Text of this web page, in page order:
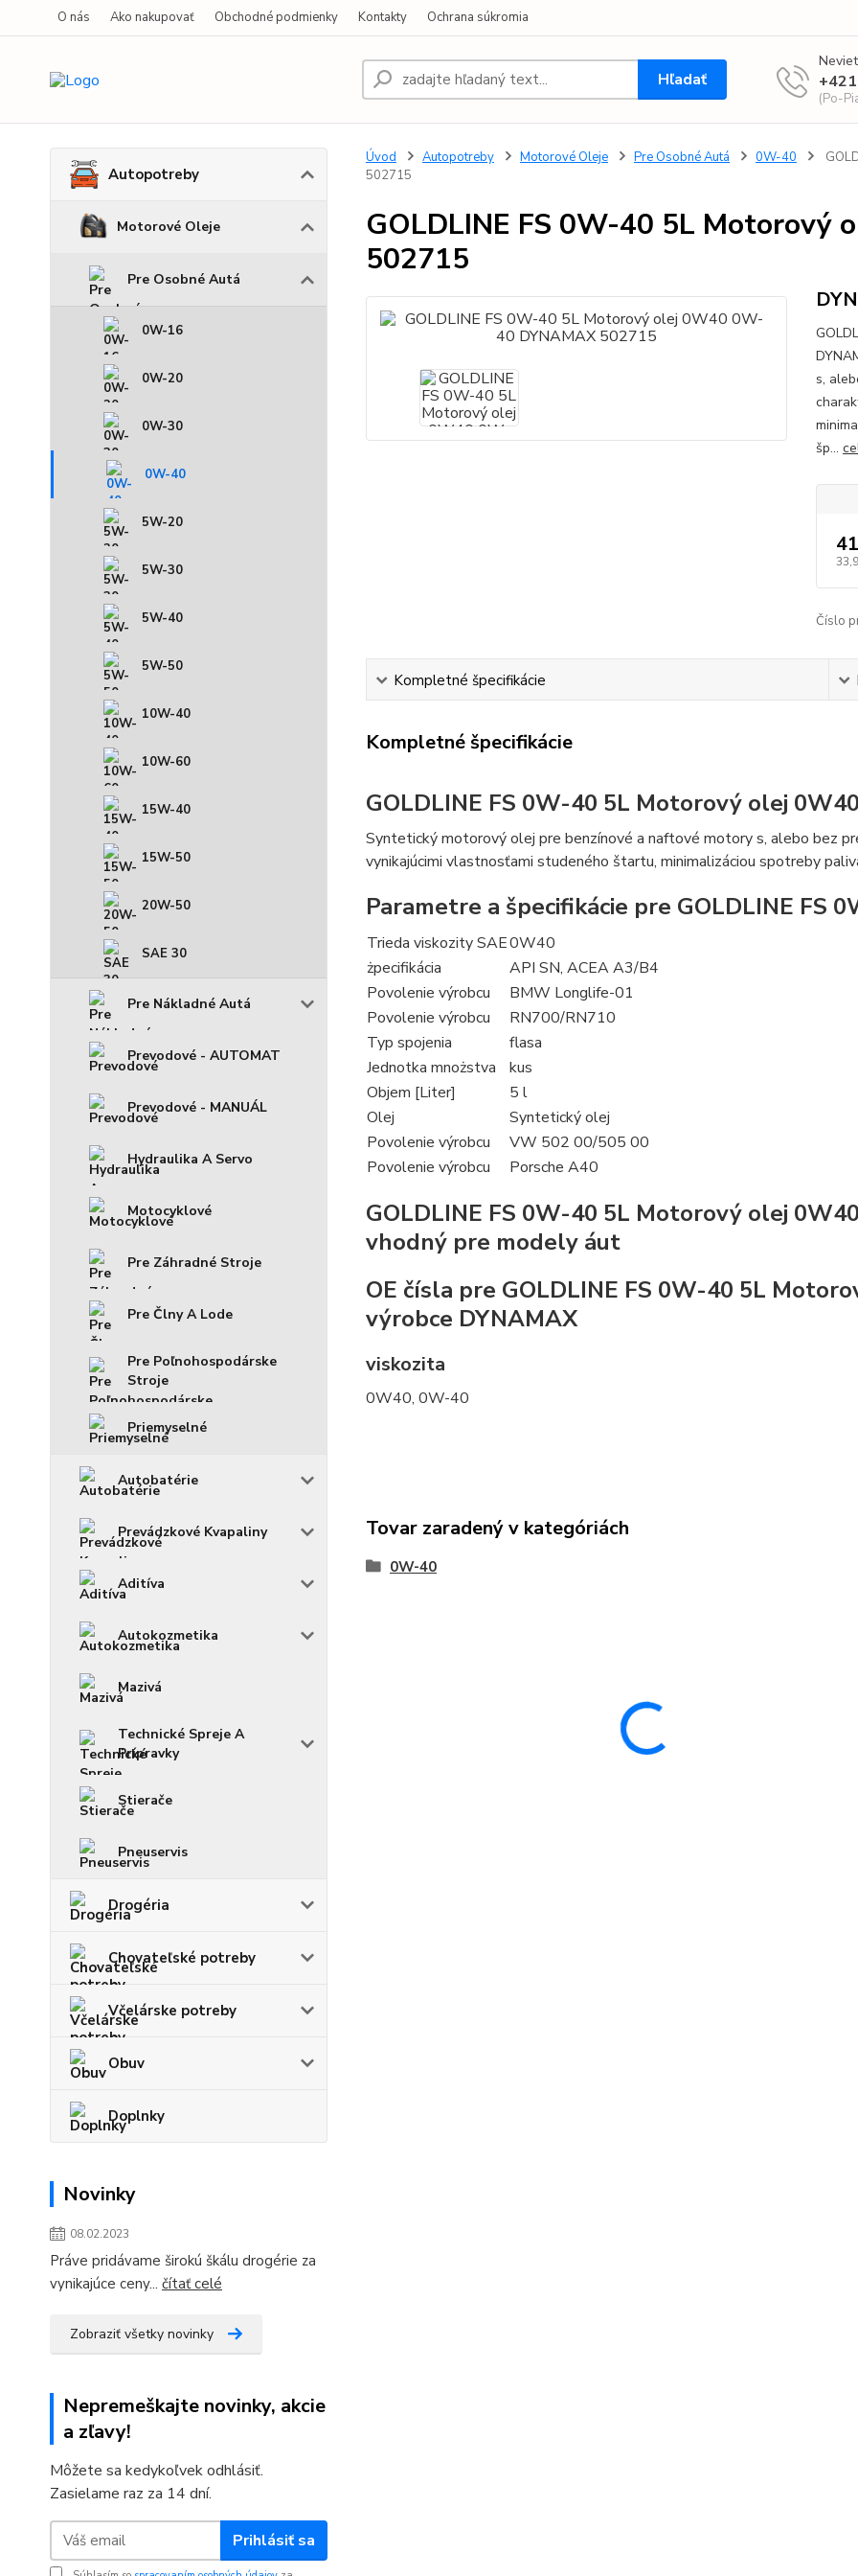
O nás Ako nakupovať Obchodné podmienky Kontakty Ochrana súkromia
Hľadať
(Po-
Autopotreby
Motorové Oleje
Pre Osobné Autá
0W-16
0W-20
0W-30
0W-40
5W-20
5W-30
5W-40
5W-50
10W-40
10W-60
15W-40
15W-50
20W-50
SAE 30
Pre Nákladné Autá
Prevodové - AUTOMAT
Prevodové - MANUÁL
Hydraulika A Servo
Motocyklové
Pre Záhradné Stroje
Pre Člny A Lode
Pre Poľnohospodárske
Stroje
Priemyselné
Autobatérie
Prevádzkové Kvapaliny
Aditíva
Autokozmetika
Mazivá
Technické Spreje A
Prípravky
Stierače
Pneuservis
Drogéria
Chovateľské potreby
Včelárske potreby
Obuv
Doplnky
Novinky
08.02.2023
Práve pridávame širokú škálu drogérie za
vynikajúce ceny... čítať celé
Zobraziť všetky novinky
Nepremeškajte novinky, akcie
a zľavy!
Môžete sa kedykoľvek odhlásiť.
Zasielame raz za 14 dní.
Prihlásiť sa
Úvod Autopotreby Motorové Oleje Pre Osobné Autá 0W-40
502715
GOLDLINE FS 0W-40 5L Motorový
502715
s,
šp...
Číslo
Kompletné špecifikácie
Kompletné špecifikácie
GOLDLINE FS 0W-40 5L Motorový olej
Syntetický motorový olej pre benzínové a naftové motory s, alebo bez
vynikajúcimi vlastnosťami studeného štartu, minimalizáciou spotreby
Parametre a špecifikácie pre GOLDLINE FS
Trieda viskozity SAE0W40
żpecifikácia
API SN, ACEA A3/B4
Povolenie výrobcu
BMW Longlife-01
Povolenie výrobcu
RN700/RN710
Typ spojenia
flasa
Jednotka mnożstva
kus
Objem [Liter]
5 l
Olej
Syntetický olej
Povolenie výrobcu
VW 502 00/505 00
Povolenie výrobcu
Porsche A40
GOLDLINE FS 0W-40 5L Motorový olej
vhodný pre modely áut
OE čísla pre GOLDLINE FS 0W-40 5L
výrobce DYNAMAX
viskozita
0W40, 0W-40
Tovar zaradený v kategóriách
0W-40